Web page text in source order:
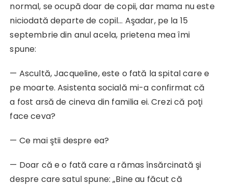
normal, se ocupă doar de copii, dar mama nu este
niciodată departe de copil… Aşadar, pe la 15
septembrie din anul acela, prietena mea îmi
spune:
— Ascultă, Jacqueline, este o fată la spital care e
pe moarte. Asistenta socială mi-a confirmat că
a fost arsă de cineva din familia ei. Crezi că poţi
face ceva?
— Ce mai ştii despre ea?
— Doar că e o fată care a rămas însărcinată şi
despre care satul spune: „Bine au făcut că